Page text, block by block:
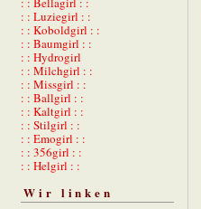
: : Luziegirl : :
: : Koboldgirl : :
: : Baumgirl : :
: : Hydrogirl
: : Milchgirl : :
: : Missgirl : :
: : Ballgirl : :
: : Kaltgirl : :
: : Stilgirl : :
: : Emogirl : :
: : 356girl : :
: : Helgirl : :
Wir linken